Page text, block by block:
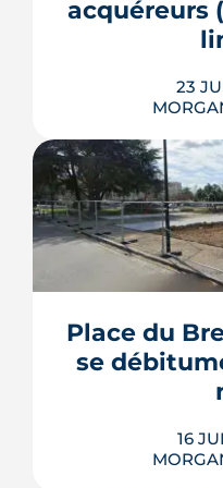
un projet d'achat.
LIRE
acquéreurs
23
Les travaux
(TMA)
plans d'un
réserve de la
l'accord du
livraison, ces
s'encadrent par
Place du
se
16